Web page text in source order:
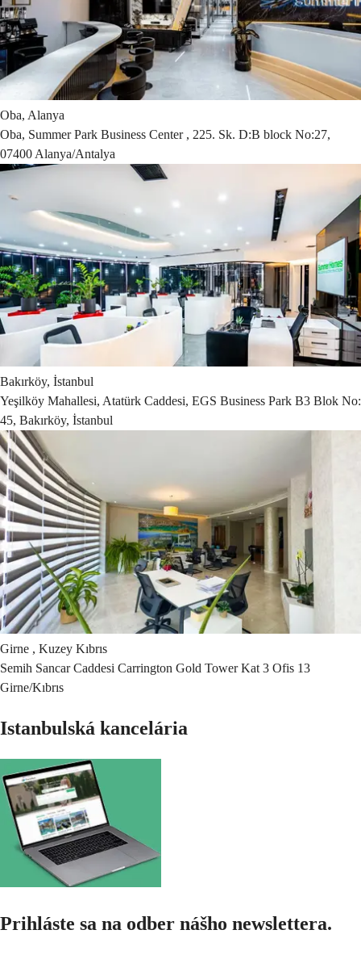
Oba, Alanya
Oba, Summer Park Business Center , 225. Sk. D:B block No:27,
07400 Alanya/Antalya
Bakırköy, İstanbul
Yeşilköy Mahallesi, Atatürk Caddesi, EGS Business Park B3 Blok No:
45, Bakırköy, İstanbul
Girne , Kuzey Kıbrıs
Semih Sancar Caddesi Carrington Gold Tower Kat 3 Ofis 13
Girne/Kıbrıs
Istanbulská kancelária
Prihláste sa na odber nášho newslettera.